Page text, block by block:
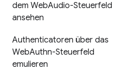
dem WebAudio-Steuerfeld
ansehen
Authenticatoren über das
WebAuthn-Steuerfeld
emulieren